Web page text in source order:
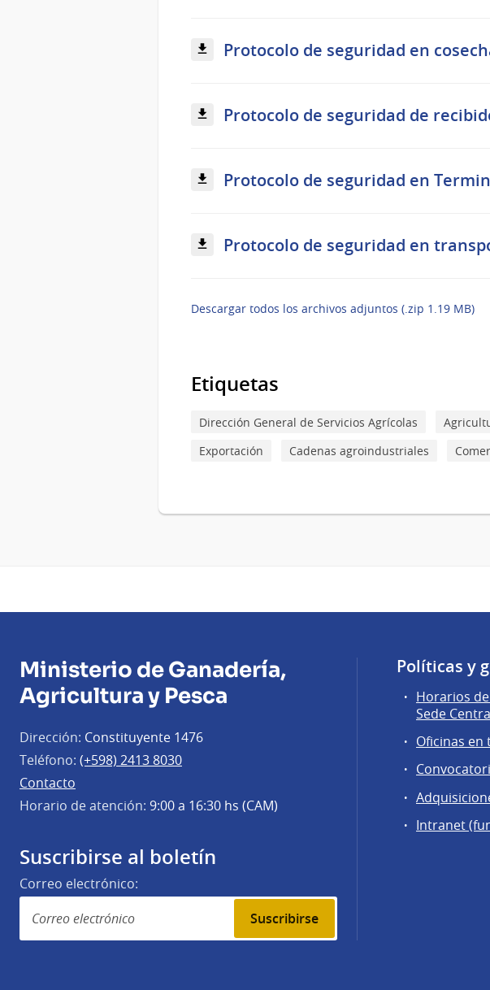
Protocolo de seguridad en
Protocolo de seguridad de
Protocolo de seguridad en
Protocolo de seguridad en
Descargar todos los archivos adjuntos (.zip 1.19 MB)
Etiquetas
Dirección General de Servicios Agrícolas
Exportación
Cadenas agroindustriales
Ministerio de Ganadería,
Agricultura y Pesca
Dirección: Constituyente 1476
Teléfono: (+598) 2413 8030
Contacto
Horario de atención: 9:00 a 16:30 hs (CAM)
Suscribirse al boletín
Correo electrónico:
Suscribirse
Políticas y
Horarios
Sede
Oficinas en
Intranet